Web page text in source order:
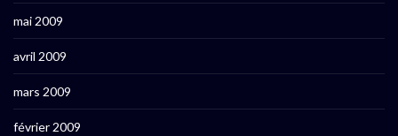
mai 2009
avril 2009
mars 2009
février 2009